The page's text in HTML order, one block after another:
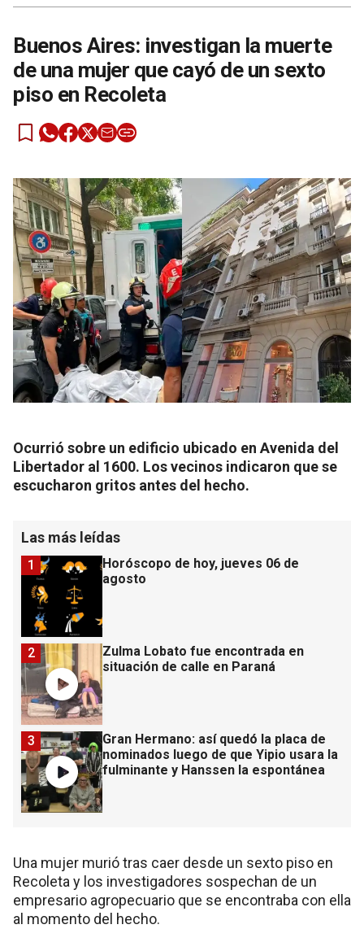
Buenos Aires: investigan la muerte
de una mujer que cayó de un sexto
piso en Recoleta
Ocurrió sobre un edificio ubicado en Avenida del
Libertador al 1600. Los vecinos indicaron que se
escucharon gritos antes del hecho.
Las más leídas
Horóscopo de hoy, jueves 06 de
agosto
1
Zulma Lobato fue encontrada en
situación de calle en Paraná
2
Gran Hermano: así quedó la placa de
nominados luego de que Yipio usara la
fulminante y Hanssen la espontánea
3
Una mujer murió tras caer desde un sexto piso en
Recoleta y los investigadores sospechan de un
empresario agropecuario que se encontraba con ella
al momento del hecho.